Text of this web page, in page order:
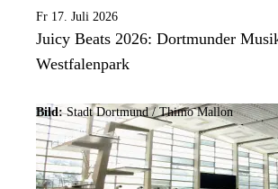
Fr 17. Juli 2026
Juicy Beats 2026: Dortmunder
Westfalenpark
Bild:Stadt Dortmund /Thimo Mallon